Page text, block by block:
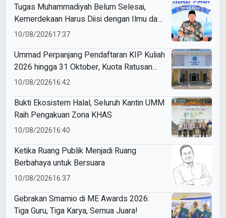
Tugas Muhammadiyah Belum Selesai,
Kemerdekaan Harus Diisi dengan Ilmu dan
Amal
10/08/202617:37
Ummad Perpanjang Pendaftaran KIP Kuliah
2026 hingga 31 Oktober, Kuota Ratusan
Menanti
10/08/202616:42
Bukti Ekosistem Halal, Seluruh Kantin UMM
Raih Pengakuan Zona KHAS
10/08/202616:40
Ketika Ruang Publik Menjadi Ruang
Berbahaya untuk Bersuara
10/08/202616:37
Gebrakan Smamio di ME Awards 2026:
Tiga Guru, Tiga Karya, Semua Juara!